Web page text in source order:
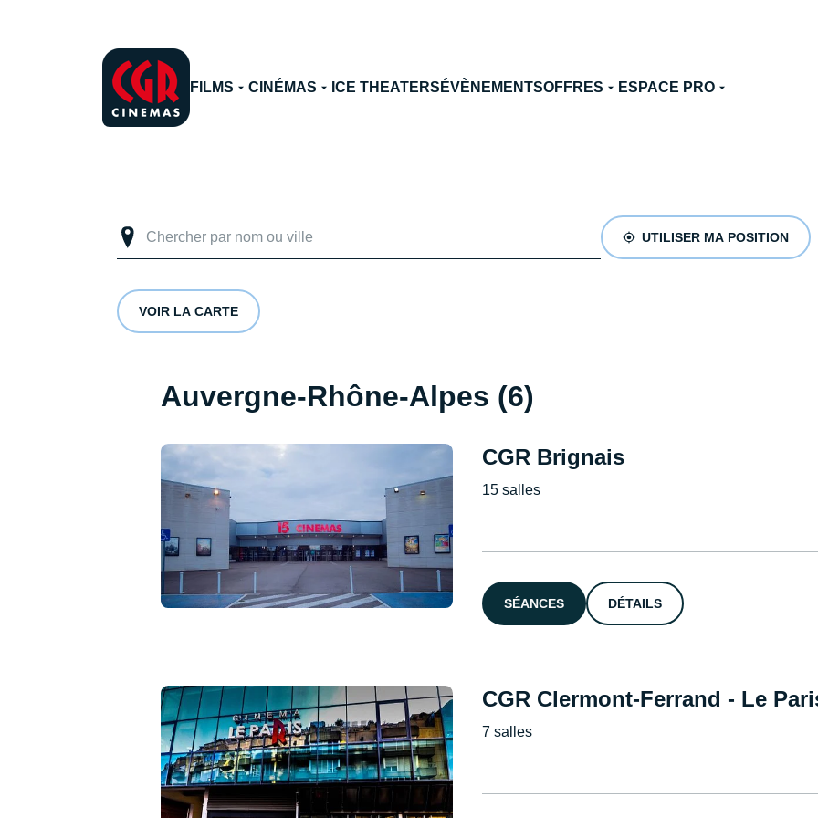
FILMS CINÉMAS ICE THEATERS ÉVÈNEMENTSOFFRES ESPACE PRO
UTILISER MA POSITION
VOIR LA CARTE
Auvergne-Rhône-Alpes (6)
CGR Brignais
15 salles
SÉANCES DÉTAILS
CGR Clermont-Ferrand - Le
7 salles